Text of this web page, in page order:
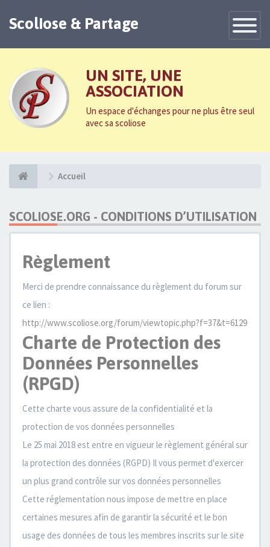
Toggle
Scoliose & Partage
UN SITE, UNE
ASSOCIATION
Un espace d'échanges pour ne plus être seul
avec sa scoliose
Accueil
SCOLIOSE.ORG - CONDITIONS D’UTILISATION
Règlement
Merci de prendre connaissance du règlement du forum sur
ce lien :
http://www.scoliose.org/forum/viewtopic.php?f=37&t=6129
Charte de Protection des
Données Personnelles
(RPGD)
Cette charte vous assure de la confidentialité et la
protection de vos données personnelles
Le 25 mai 2018 est entre en vigueur le règlement général sur
la protection des données (RGPD) Il vous permet d'exercer
un plus grand contrôle sur vos données personnelles
Cette réglementation nous impose de mettre en place
certaines mesures afin de garantir la sécurité et le bon
usage des données de tous les membres inscrits sur le site